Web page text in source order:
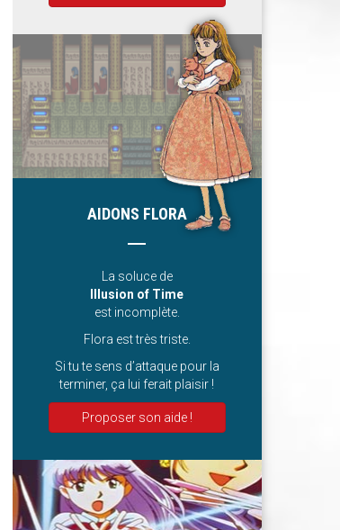
AIDONS FLORA
La soluce de
Illusion of Time
est incomplète.
Flora est très triste.
Si tu te sens d’attaque pour la
terminer, ça lui ferait plaisir !
Proposer son aide !